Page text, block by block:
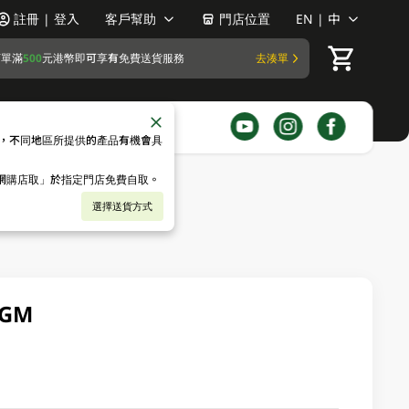
註冊 | 登入 客戶幫助 門店位置 EN | 中
滿500元港幣即可享有免費送貨服務 去湊單
不同地區所提供的產品有機會具
店取」於指定門店免費自取。
選擇送貨方式